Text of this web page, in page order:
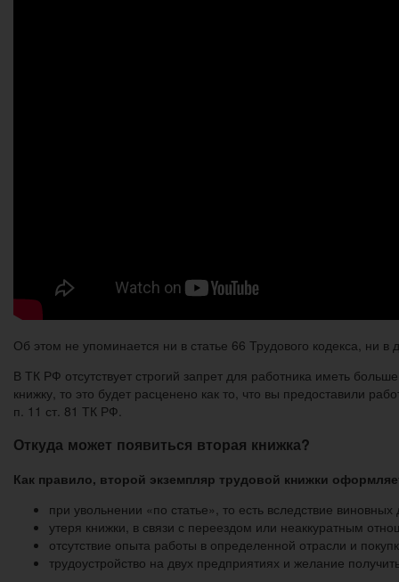
Об этом не упоминается ни в статье 66 Трудового кодекса, ни в
В ТК РФ отсутствует строгий запрет для работника иметь
книжку, то это будет расценено как то, что вы предоставили
п. 11 ст. 81 ТК РФ.
Откуда может появиться вторая книжка?
Как правило, второй экземпляр трудовой книжки
при увольнении «по статье», то есть вследствие
утеря книжки, в связи с переездом или неаккуратным
отсутствие опыта работы в определенной отрасли и
трудоустройство на двух предприятиях и желание